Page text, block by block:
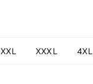
XXL XXXL 4XL